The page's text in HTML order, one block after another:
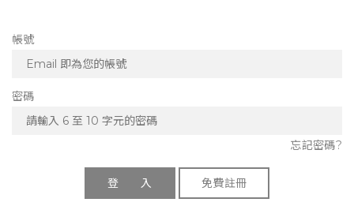
帳號
密碼
忘記密碼?
登 入 免費註冊